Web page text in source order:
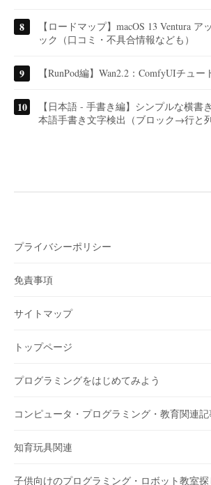
【ロードマップ】macOS 13 Ventura
ック（口コミ・不具合情報なども）
【RunPod編】Wan2.2：ComfyUIチュー
【日本語 - 手書き編】シンプルな横書
本語手書き文字検出（ブロック→行と
プライバシーポリシー
免責事項
サイトマップ
トップページ
プログラミングをはじめてみよう
コンピュータ・プログラミング・教育関連
知育玩具関連
子供向けのプログラミング・ロボット教室探